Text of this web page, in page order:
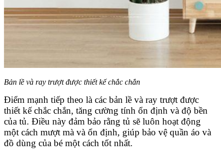
Bản lề và ray trượt được thiết kế chắc chắn
Điểm mạnh tiếp theo là các bản lề và ray trượt được
thiết kế chắc chắn, tăng cường tính ổn định và độ bền
của tủ. Điều này đảm bảo rằng tủ sẽ luôn hoạt động
một cách mượt mà và ổn định, giúp bảo vệ quần áo và
đồ dùng của bé một cách tốt nhất.